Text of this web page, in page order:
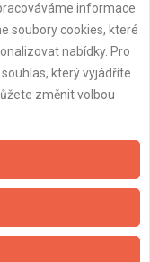
14:55:00
údajů
cookie
informace
soubory cookies, které
nabídky. Pro
který vyjádříte
změnit volbou